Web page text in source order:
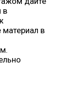
в
материал в